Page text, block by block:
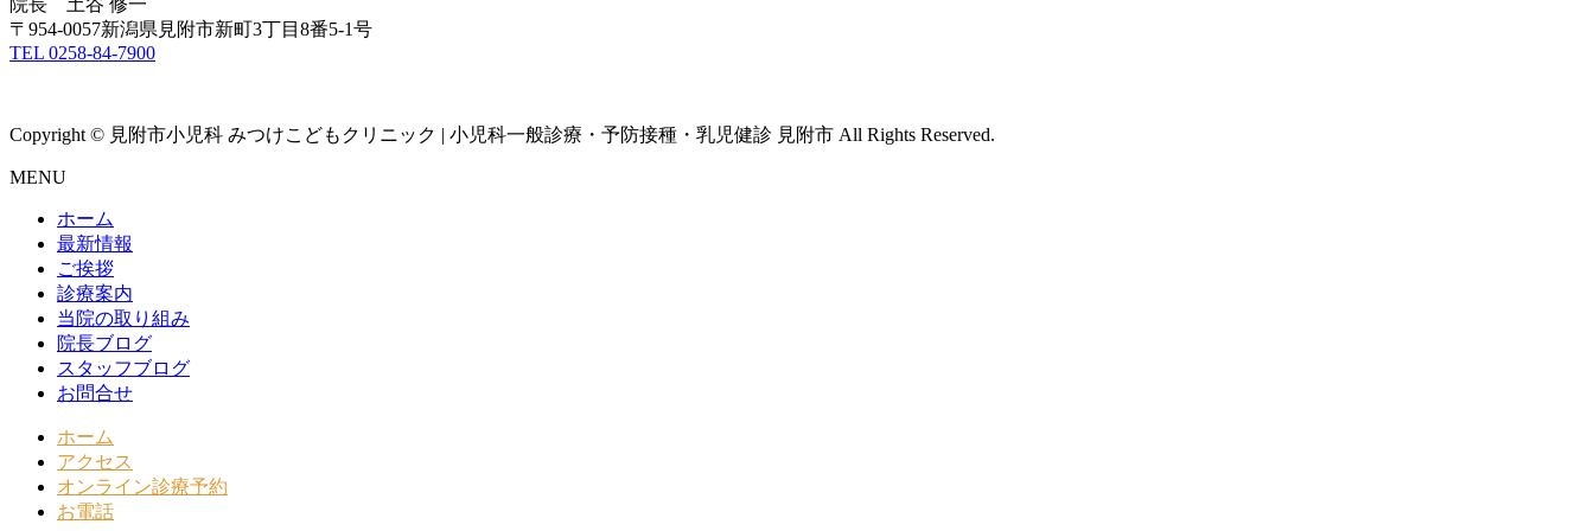
院長 土谷 修一
〒954-0057新潟県見附市新町3丁目8番5-1号
TEL 0258-84-7900
Copyright © 見附市小児科 みつけこどもクリニック | 小児科一般診療・予防接種・乳児健診 見附市 All Rights Reserved.
MENU
ホーム
最新情報
ご挨拶
診療案内
当院の取り組み
院長ブログ
スタッフブログ
お問合せ
ホーム
アクセス
オンライン診療予約
お電話